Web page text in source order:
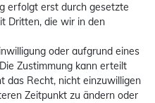
erfolgt erst durch gesetzte
Dritten, die wir in den
oder aufgrund eines
Zustimmung kann erteilt
das Recht, nicht einzuwilligen
Zeitpunkt zu ändern oder